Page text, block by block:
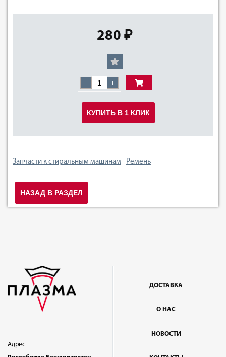
280 ₽
- +
КУПИТЬ В 1 КЛИК
Запчасти к стиральным машинам Ремень
НАЗАД В РАЗДЕЛ
Адрес
ДОСТАВКА
О НАС
НОВОСТИ